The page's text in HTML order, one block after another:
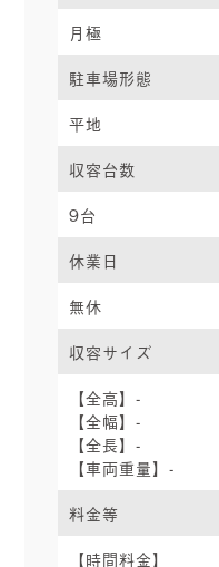
月極
駐車場形態
平地
収容台数
9台
休業日
無休
収容サイズ
【全高】-
【全幅】-
【全長】-
【車両重量】-
料金等
【時間料金】